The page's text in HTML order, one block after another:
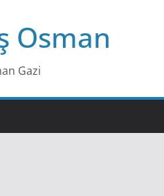
Osman
Gazi